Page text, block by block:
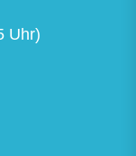
Uhr)